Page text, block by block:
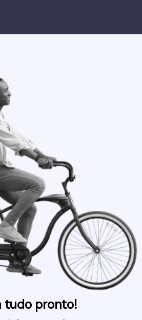
tudo pronto!